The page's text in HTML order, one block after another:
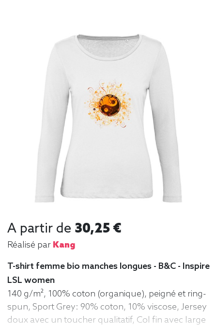
A partir de 30,25 €
Réalisé par Kang
T-shirt femme bio manches longues - B&C - Inspire
LSL women
140 g/m², 100% coton (organique), peigné et ring-
spun, Sport Grey: 90% coton, 10% viscose, Jersey
doux avec un toucher qualitatif, Col fin avec large